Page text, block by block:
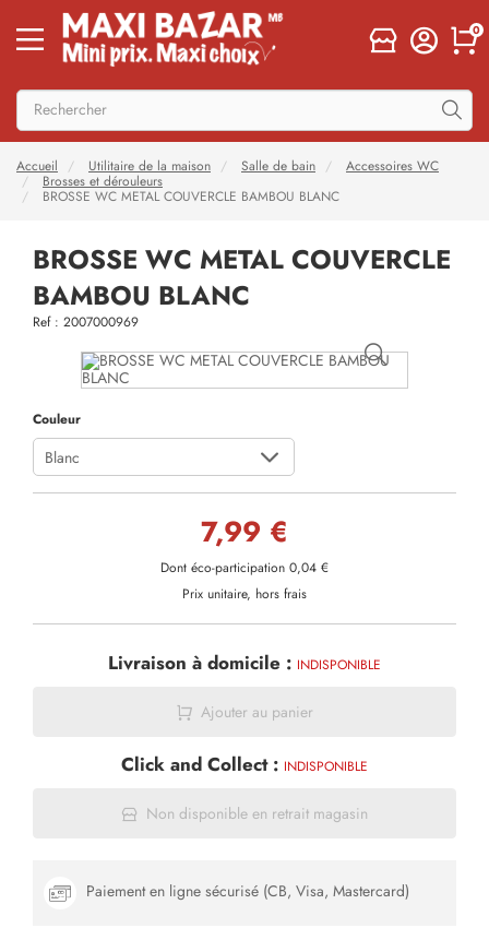
0
Accueil Utilitaire de la maison Salle de bain
Accessoires WC
Brosses et dérouleurs
BROSSE WC METAL COUVERCLE BAMBOU BLANC
BROSSE WC METAL COUVERCLE
BAMBOU BLANC
Ref : 2007000969
Couleur
Blanc
7,99 €
Dont éco-participation 0,04 €
Prix unitaire, hors frais
Livraison à domicile : INDISPONIBLE
Ajouter au panier
Click and Collect : INDISPONIBLE
Non disponible en retrait magasin
Paiement en ligne sécurisé (CB, Visa, Mastercard)